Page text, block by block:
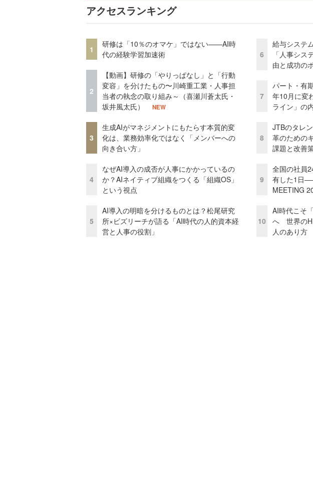
アクセスランキング
1
研修は「10％のオマケ」ではない——AI時
代の経験学習加速術
2
【動画】研修の「やりっぱなし」と「行動
変容」を分けたもの〜川崎重工業・人事担
当者の執念の取り組み～（喜瀬川蒼太氏・
坂井風太氏）
NEW
3
生成AIがマネジメントにもたらす本質的変
化は、業務効率化ではなく「メンバーへの
向き合い方」
4
なぜAI導入の成否が人事にかかっているの
か？AIネイティブ組織をつくる「組織OS」
という視点
5
AI導入の明暗を分けるものとは？松尾研究
所×ビズリーチが語る「AI時代の人的資本経
営と人事の役割」
6
給与システ
「人事シス
由と成功の
7
パート・有
年10月に変
ライン」の
8
JTBのタレ
革のための
課題と改善
9
全国の社員
有した1日
MEETING
10
AI時代こそ
へ 世界の
人のあり方